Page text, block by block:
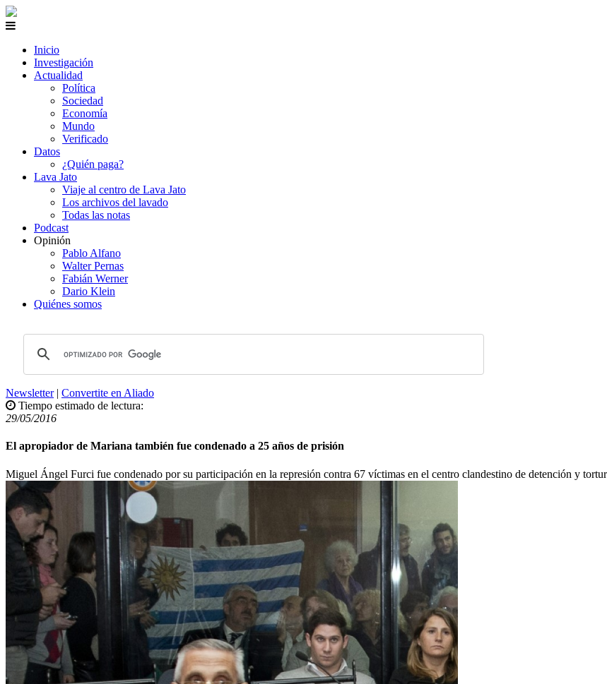
Inicio
Investigación
Actualidad
Política
Sociedad
Economía
Mundo
Verificado
Datos
¿Quién paga?
Lava Jato
Viaje al centro de Lava Jato
Los archivos del lavado
Todas las notas
Podcast
Opinión
Pablo Alfano
Walter Pernas
Fabián Werner
Dario Klein
Quiénes somos
Newsletter| Convertite en Aliado
Tiempo estimado de lectura:
29/05/2016
El apropiador de Mariana también fue condenado a 25 años de prisión
Miguel Ángel Furci fue condenado por su participación en la represión contra 67 víctimas en el centro clandestino de detención y